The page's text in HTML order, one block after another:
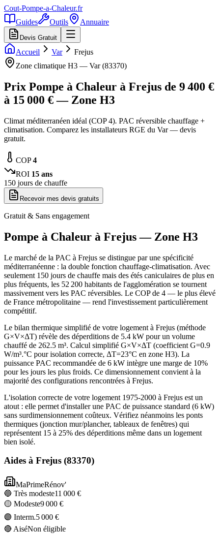
Cout-Pompe-a-Chaleur.fr
Guides
Outils Annuaire
Devis Gratuit
Accueil Var
Frejus
Zone climatique H3 — Var(83370)
Prix Pompe à Chaleur à Frejus de 9 400 €
à 15 000 € — Zone H3
Climat méditerranéen idéal (COP 4). PAC réversible chauffage +
climatisation. Comparez les installateurs RGE du Var — devis
gratuit.
COP4
ROI 15 ans
150 jours de chauffe
Recevoir mes devis gratuits
Gratuit & Sans engagement
Pompe à Chaleur à Frejus— Zone H3
Le marché de la PAC à Frejus se distingue par une spécificité
méditerranéenne : la double fonction chauffage-climatisation. Avec
seulement 150 jours de chauffe mais des étés caniculaires de plus en
plus fréquents, les 52 200 habitants de l'agglomération se tournent
massivement vers les PAC réversibles. Le COP de 4 — le plus élevé
de France métropolitaine — rend l'investissement particulièrement
compétitif.
Le bilan thermique simplifié de votre logement à Frejus (méthode
G×V×ΔT) révèle des déperditions de 5.4 kW pour un volume
chauffé de 262.5 m³. Calcul simplifié G×V×ΔT (coefficient G=0.9
W/m³.°C pour isolation correcte, ΔT=23°C en zone H3). La
puissance PAC recommandée de 6 kW intègre une marge de 10%
pour les jours les plus froids. Ce dimensionnement convient à la
majorité des configurations rencontrées à Frejus.
L'isolation correcte de votre logement 1975-2000 à Frejus est un
atout : elle permet d'installer une PAC de puissance standard (6 kW)
sans surdimensionnement coûteux. Vérifiez néanmoins les ponts
thermiques (jonction mur/plancher, tableaux de fenêtres) qui
représentent 15 à 25% des déperditions même dans un logement
bien isolé.
Aides à Frejus (83370)
MaPrimeRénov'
🔵 Très modeste11 000 €
🟡 Modeste9 000 €
🟣 Interm.5 000 €
🔴 AiséNon éligible